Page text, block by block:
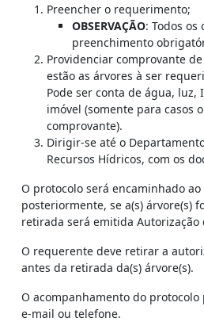
Preencher o requerimento;
OBSERVAÇÃO: Todos os
preenchimento
Providenciar comprovante
estão as árvores à ser
Pode ser conta de água, luz,
imóvel (somente para casos
comprovante).
Dirigir-se até o
Recursos Hídricos, com os
O protocolo será encaminhado
posteriormente, se a(s) árvore(s)
retirada será emitida Autorização
O requerente deve retirar a
antes da retirada da(s) árvore(s).
O acompanhamento do
e-mail ou telefone.